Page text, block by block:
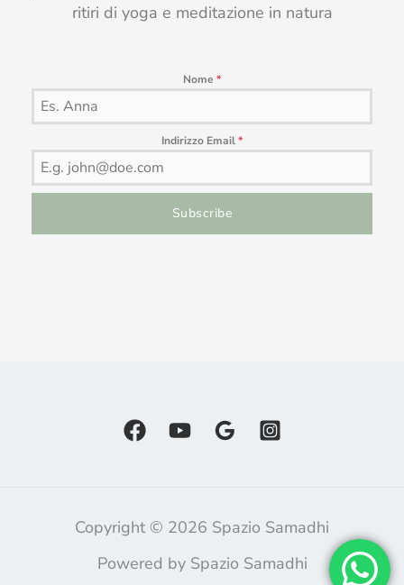
ritiri di yoga e meditazione in natura
Nome *
Indirizzo Email*
Subscribe
Copyright © 2026 Spazio Samadhi
Powered by Spazio Samadhi